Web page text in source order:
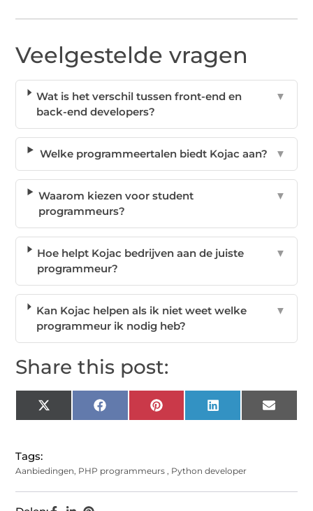
Veelgestelde vragen
Wat is het verschil tussen front-end en
back-end developers?
▼
Welke programmeertalen biedt Kojac aan? ▼
Waarom kiezen voor student
programmeurs?
▼
Hoe helpt Kojac bedrijven aan de juiste
programmeur?
▼
Kan Kojac helpen als ik niet weet welke
programmeur ik nodig heb?
▼
Share this post:
X
(Twitter)
Facebook Pinterest LinkedIn Email
Tags:
Aanbiedingen, PHP programmeurs , Python developer